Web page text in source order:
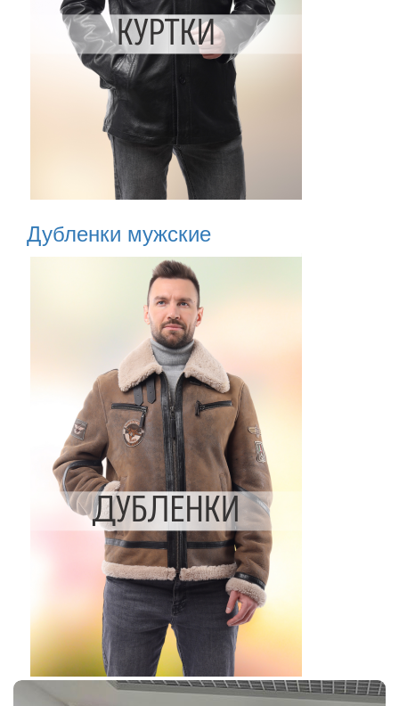
Дубленки мужские